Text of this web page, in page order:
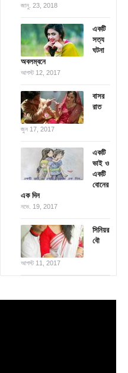
জানু. 23, 2018
একটি
সত্য
ঘটনা
অবলম্বনে
আগস্ট 12, 2017
বাসর
রাত
জুন 17, 2017
একটি
ভাই ও
একটি
বোনের
এক দিন
নভে. 19, 2017
সিনিয়র
বৌ
আগস্ট 11, 2017